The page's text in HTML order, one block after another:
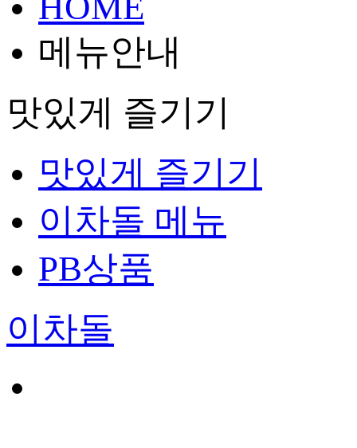
메뉴안내
맛있게 즐기기
맛있게 즐기기
이차돌 메뉴
PB상품
이차돌